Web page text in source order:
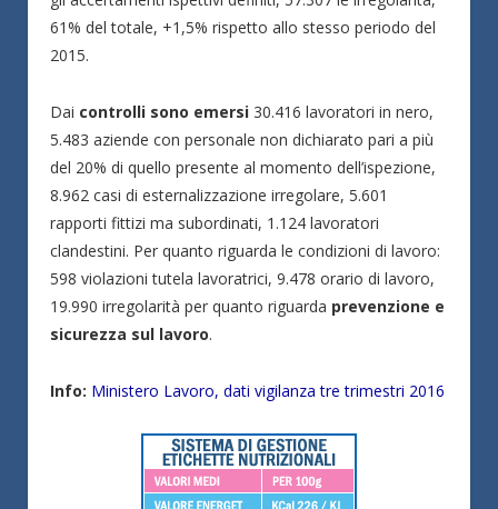
61% del totale, +1,5% rispetto allo stesso periodo del
2015.
Dai controlli sono emersi 30.416 lavoratori in nero,
5.483 aziende con personale non dichiarato pari a più
del 20% di quello presente al momento dell’ispezione,
8.962 casi di esternalizzazione irregolare, 5.601
rapporti fittizi ma subordinati, 1.124 lavoratori
clandestini. Per quanto riguarda le condizioni di lavoro:
598 violazioni tutela lavoratrici, 9.478 orario di lavoro,
19.990 irregolarità per quanto riguarda prevenzione e
sicurezza sul lavoro.
Info: Ministero Lavoro, dati vigilanza tre trimestri 2016